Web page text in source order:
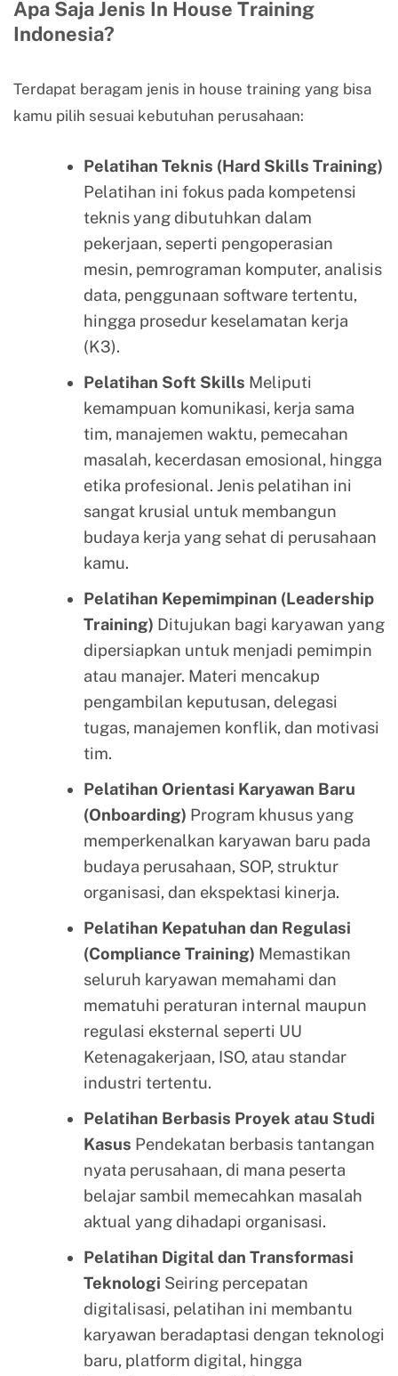
Apa Saja Jenis In House Training
Indonesia?
Terdapat beragam jenis in house training yang bisa
kamu pilih sesuai kebutuhan perusahaan:
Pelatihan Teknis (Hard Skills Training)
Pelatihan ini fokus pada kompetensi
teknis yang dibutuhkan dalam
pekerjaan, seperti pengoperasian
mesin, pemrograman komputer, analisis
data, penggunaan software tertentu,
hingga prosedur keselamatan kerja
(K3).
Pelatihan Soft Skills Meliputi
kemampuan komunikasi, kerja sama
tim, manajemen waktu, pemecahan
masalah, kecerdasan emosional, hingga
etika profesional. Jenis pelatihan ini
sangat krusial untuk membangun
budaya kerja yang sehat di perusahaan
kamu.
Pelatihan Kepemimpinan (Leadership
Training) Ditujukan bagi karyawan yang
dipersiapkan untuk menjadi pemimpin
atau manajer. Materi mencakup
pengambilan keputusan, delegasi
tugas, manajemen konflik, dan motivasi
tim.
Pelatihan Orientasi Karyawan Baru
(Onboarding) Program khusus yang
memperkenalkan karyawan baru pada
budaya perusahaan, SOP, struktur
organisasi, dan ekspektasi kinerja.
Pelatihan Kepatuhan dan Regulasi
(Compliance Training) Memastikan
seluruh karyawan memahami dan
mematuhi peraturan internal maupun
regulasi eksternal seperti UU
Ketenagakerjaan, ISO, atau standar
industri tertentu.
Pelatihan Berbasis Proyek atau Studi
Kasus Pendekatan berbasis tantangan
nyata perusahaan, di mana peserta
belajar sambil memecahkan masalah
aktual yang dihadapi organisasi.
Pelatihan Digital dan Transformasi
Teknologi Seiring percepatan
digitalisasi, pelatihan ini membantu
karyawan beradaptasi dengan teknologi
baru, platform digital, hingga